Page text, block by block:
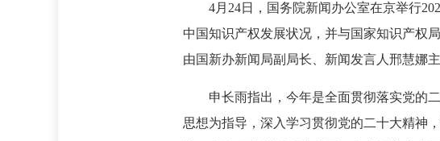
4月24日，国务院新闻办公室在京举行
中国知识产权发展状况，并与国家知识产权
由国新办新闻局副局长、新闻发言人邢慧娜主
申长雨指出，今年是全面贯彻落实党的
思想为指导，深入学习贯彻党的二十大精神